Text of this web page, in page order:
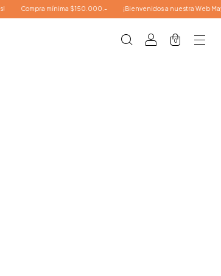
Compra mínima $150.000.- ¡Bienvenidos a nuestra Web
0